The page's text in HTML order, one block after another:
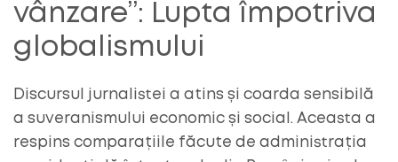
vânzare”: Lupta împotriva
globalismului
Discursul jurnalistei a atins și coarda sensibilă
a suveranismului economic și social. Aceasta a
respins comparațiile făcute de administrația